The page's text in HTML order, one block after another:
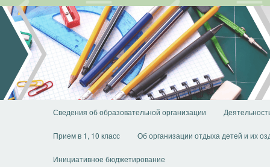
Перейти
основному
содержимому
Сведения об образовательной организации
Прием в 1, 10 класс Об организации отдыха детей и их
Инициативное бюджетирование